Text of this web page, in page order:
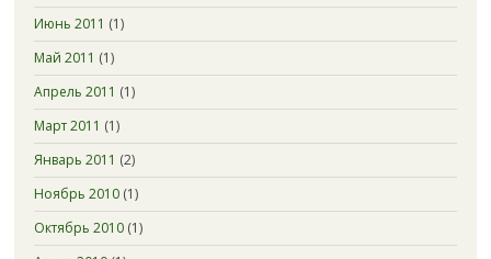
Июнь 2011 (1)
Май 2011 (1)
Апрель 2011 (1)
Март 2011 (1)
Январь 2011 (2)
Ноябрь 2010(1)
Октябрь 2010(1)